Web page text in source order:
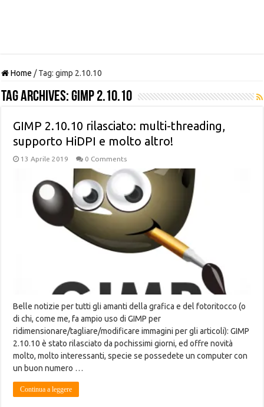
Home / Tag:gimp 2.10.10
Tag Archives:gimp 2.10.10
GIMP 2.10.10 rilasciato: multi-threading,
supporto HiDPI e molto altro!
13 Aprile 2019 0 Comments
Belle notizie per tutti gli amanti della grafica e del fotoritocco (o
di chi, come me, fa ampio uso di GIMP per
ridimensionare/tagliare/modificare immagini per gli articoli): GIMP
2.10.10 è stato rilasciato da pochissimi giorni, ed offre novità
molto, molto interessanti, specie se possedete un computer con
un buon numero …
Continua a leggere